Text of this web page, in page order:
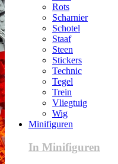
Rots
Scharnier
Schotel
Staaf
Steen
Stickers
Technic
Tegel
Trein
Vliegtuig
Wig
Minifiguren
In Minifiguren